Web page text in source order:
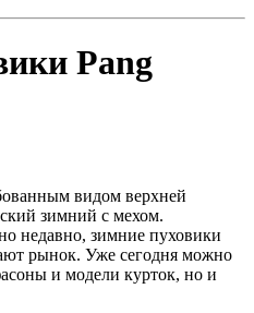
Pang
видом верхней
зимний с мехом.
недавно, зимние пуховики
рынок. Уже сегодня можно
и модели курток, но и